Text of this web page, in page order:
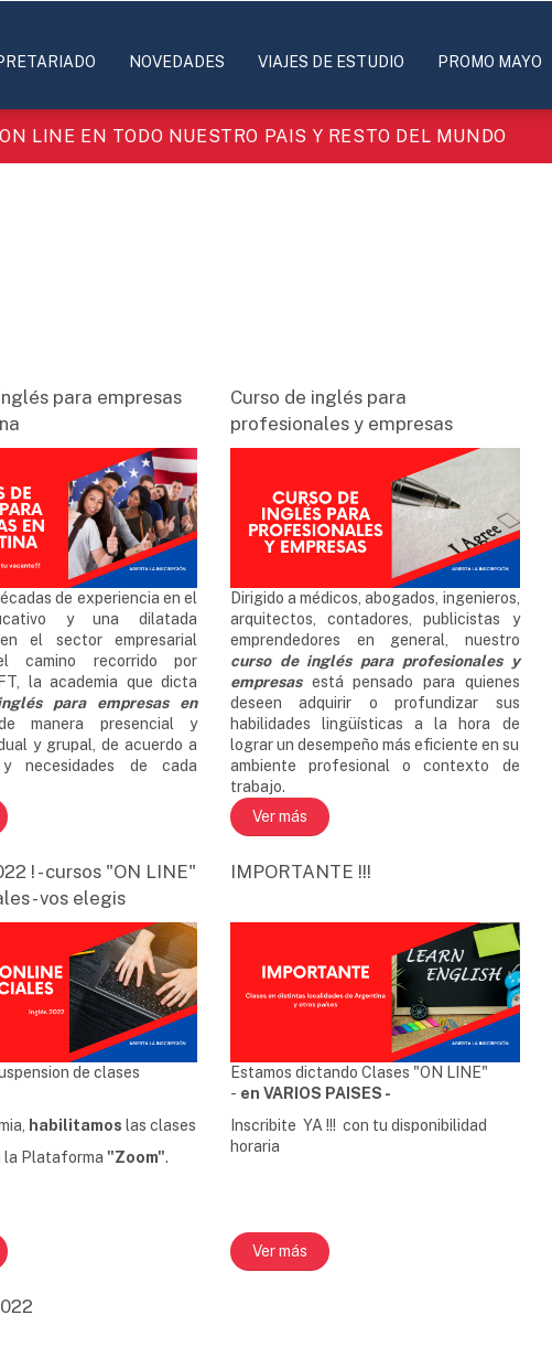
NOVEDADES VIAJES DE ESTUDIO PROMO MAYO
LINE EN TODO NUESTRO PAIS Y RESTO DEL MUNDO
para empresas
de experiencia en el
y una dilatada
el sector empresarial
camino recorrido por
la academia que dicta
para empresas en
manera presencial y
y grupal, de acuerdo a
necesidades de cada
Curso de inglés para
profesionales y empresas
Dirigido a médicos, abogados, ingenieros,
arquitectos, contadores, publicistas y
emprendedores en general, nuestro
curso de inglés para profesionales y
empresasestá pensado para quienes
deseen adquirir o profundizar sus
habilidades lingüísticas a la hora de
lograr un desempeño más eficiente en su
ambiente profesional o contexto de
trabajo.
Ver más
! - cursos "ON LINE"
- vos elegis
de clases
habilitamos las clases
la Plataforma "Zoom".
IMPORTANTE !!!
Estamos dictando Clases "ON LINE"
- en VARIOS PAISES -
Inscribite YA !!! con tu disponibilidad
horaria
Ver más